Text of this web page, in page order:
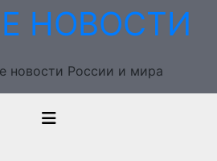
НОВОСТИ
новости России и мира